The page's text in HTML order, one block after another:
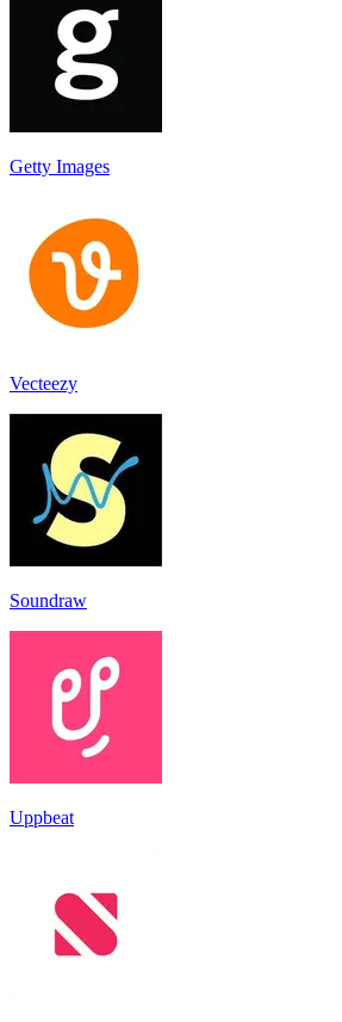
Getty Images
Vecteezy
Soundraw
Uppbeat